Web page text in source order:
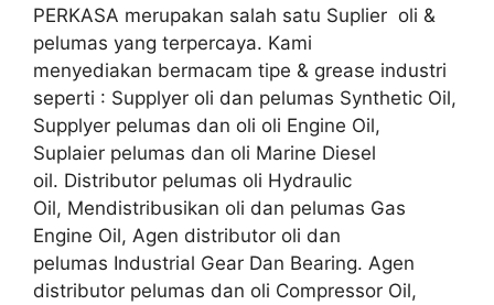
PERKASA merupakan salah satu Suplier oli &
pelumas yang terpercaya. Kami
menyediakan bermacam tipe & grease industri
seperti : Supplyer oli dan pelumas Synthetic Oil,
Supplyer pelumas dan oli oli Engine Oil,
Suplaier pelumas dan oli Marine Diesel
oil. Distributor pelumas oli Hydraulic
Oil, Mendistribusikan oli dan pelumas Gas
Engine Oil, Agen distributor oli dan
pelumas Industrial Gear Dan Bearing. Agen
distributor pelumas dan oli Compressor Oil,